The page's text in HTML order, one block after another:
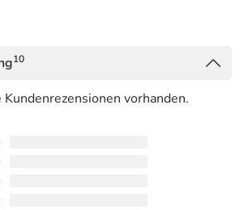
10
Kundenrezensionen vorhanden.